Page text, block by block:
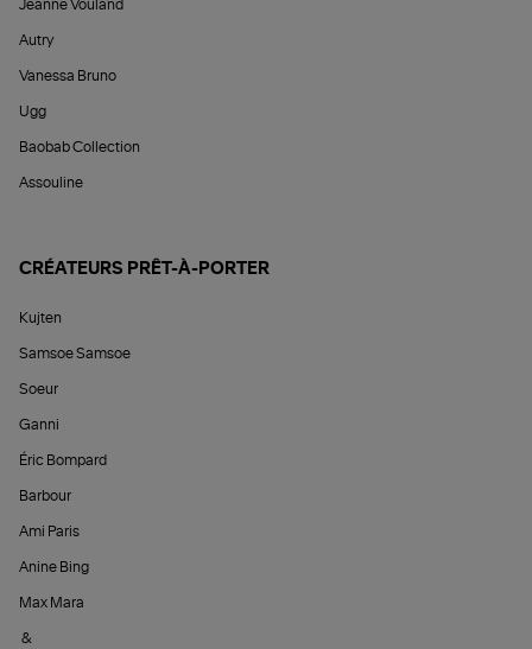
Jeanne Vouland
Autry
Vanessa Bruno
Ugg
Baobab Collection
Assouline
CRÉATEURS PRÊT-À-PORTER
Kujten
Samsoe Samsoe
Soeur
Ganni
Éric Bompard
Barbour
Ami Paris
Anine Bing
Max Mara
&